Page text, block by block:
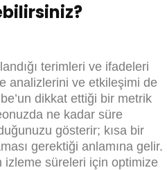
terimleri ve ifadeleri
analizlerini ve etkileşimi de
dikkat ettiği bir metrik
ne kadar süre
gösterir; kısa bir
gerektiği anlamına gelir.
izleme süreleri için optimize